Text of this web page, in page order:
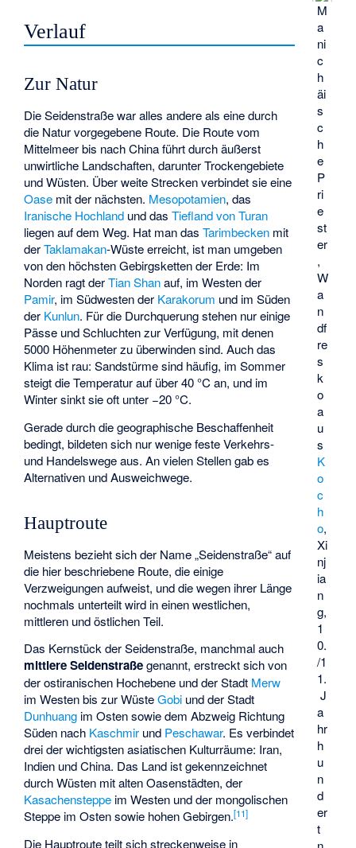
M
a
ni
c
h
äi
s
c
h
e
P
ri
e
st
er
,
W
a
n
df
re
s
k
o
a
u
s
K
o
c
h
o,
Xi
nj
ia
n
g,
1
0.
/1
1.
J
a
hr
h
u
n
d
er
t
Verlauf
Zur Natur
Die Seidenstraße war alles andere als eine durch
die Natur vorgegebene Route. Die Route vom
Mittelmeer bis nach China führt durch äußerst
unwirtliche Landschaften, darunter Trockengebiete
und Wüsten. Über weite Strecken verbindet sie eine
Oase mit der nächsten. Mesopotamien, das
Iranische Hochland und dasTiefland von Turan
liegen auf dem Weg. Hat man dasTarimbecken mit
derTaklamakan-Wüste erreicht, ist man umgeben
von den höchsten Gebirgsketten der Erde: Im
Norden ragt derTian Shanauf, im Westen der
Pamir, im Südwesten der Karakorum und im Süden
der Kunlun. Für die Durchquerung stehen nur einige
Pässe und Schluchten zur Verfügung, mit denen
5000 Höhenmeter zu überwinden sind. Auch das
Klima ist rau: Sandstürme sind häufig, im Sommer
steigt die Temperatur auf über 40 °C an, und im
Winter sinkt sie oft unter −20 °C.
Gerade durch die geographische Beschaffenheit
bedingt, bildeten sich nur wenige feste Verkehrs-
und Handelswege aus. An vielen Stellen gab es
Alternativen und Ausweichwege.
Hauptroute
Meistens bezieht sich der Name „Seidenstraße“ auf
die hier beschriebene Route, die einige
Verzweigungen aufweist, und die wegen ihrer Länge
nochmals unterteilt wird in einen westlichen,
mittleren und östlichen Teil.
Das Kernstück der Seidenstraße, manchmal auch
mittlere Seidenstraßegenannt, erstreckt sich von
der ostiranischen Hochebene und der Stadt Merw
im Westen bis zur WüsteGobi und der Stadt
Dunhuang im Osten sowie dem Abzweig Richtung
Süden nach Kaschmir und Peschawar. Es verbindet
drei der wichtigsten asiatischen Kulturräume: Iran,
Indien und China. Das Land ist gekennzeichnet
durch Wüsten mit alten Oasenstädten, der
Kasachensteppe im Westen und der mongolischen
Steppe im Osten sowie hohen Gebirgen.[11]
Die Hauptroute teilt sich streckenweise in